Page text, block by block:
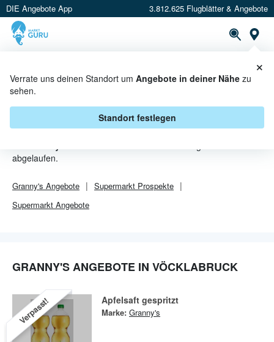
DIE Angebote App 3.812.625 Flugblätter & Angebote
Verrate uns deinen Standort um Angebote in deiner Nähe zu
sehen.
Standort festlegen
×
GRANNY'S ANGEBOTE IN
VÖCKLABRUCK
abgelaufen.
Granny's Angebote Supermarkt Prospekte
Supermarkt Angebote
GRANNY'S ANGEBOTE IN VÖCKLABRUCK
Verpasst! Apfelsaft gespritzt
Marke: Granny's